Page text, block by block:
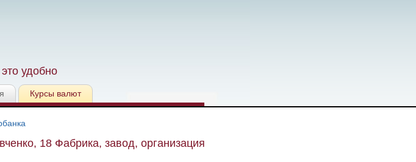
удобно
Курсы валют
18 Фабрика, завод, организация